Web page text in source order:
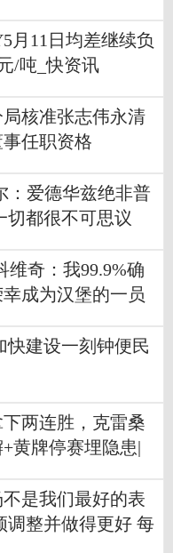
月11日均差继续负
/吨_快资讯
核准张志伟永清
任职资格
：爱德华兹绝非普
切都很不可思议
维奇：我99.9%确
成为汉堡的一员
快建设一刻钟便民
两连胜，克雷桑
黄牌停赛埋隐患|
是我们最好的表
调整并做得更好 每